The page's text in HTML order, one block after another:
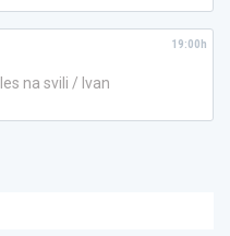
na svili / Ivan
19:00h